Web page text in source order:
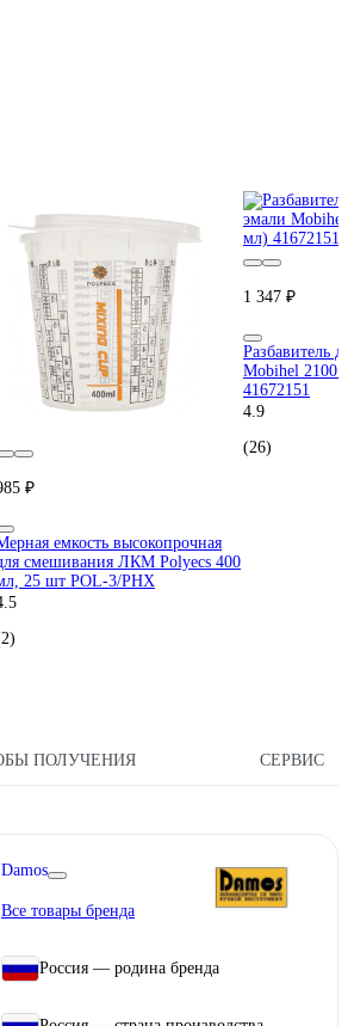
₽
емкость высокопрочная
смешивания ЛКМ Polyecs 400
25 шт POL-3/PHX
1 347 ₽
Разбавитель
Mobihel 2100
41672151
4.9
(26)
ПОЛУЧЕНИЯ СЕРВИС
Damos
Все товары бренда
Россия — родина бренда